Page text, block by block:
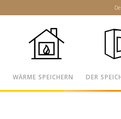
WÄRME SPEICHERN DER